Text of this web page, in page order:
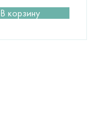
В корзину